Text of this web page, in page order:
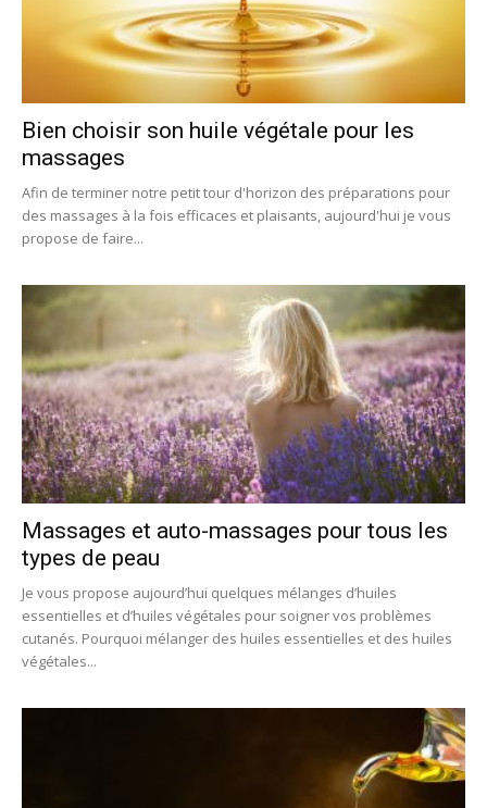
Bien choisir son huile végétale pour les
massages
Afin de terminer notre petit tour d'horizon des préparations pour
des massages à la fois efficaces et plaisants, aujourd'hui je vous
propose de faire...
Massages et auto-massages pour tous les
types de peau
Je vous propose aujourd’hui quelques mélanges d’huiles
essentielles et d’huiles végétales pour soigner vos problèmes
cutanés. Pourquoi mélanger des huiles essentielles et des huiles
végétales...